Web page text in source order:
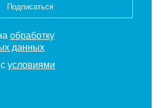
Подписаться
обработку
данных
сусловиями